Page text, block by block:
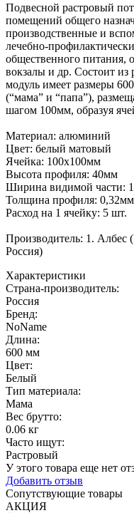
Подвесной растровый
помещений общего
производственные и
лечебно-
общественного питания,
вокзалы и др. Состоит
модуль имеет размеры
(“мама” и “папа”),
шагом 100мм, образуя
Материал: алюминий
Цвет: белый матовый
Ячейка: 100х100мм
Высота профиля: 40мм
Ширина видимой части:
Толщина профиля: 0,32мм
Расход на 1 ячейку: 5 шт.
Производитель: 1. Албес
Россия)
Характеристики
Страна-производитель:
Россия
Бренд:
NoName
Длина:
600 мм
Цвет:
Белый
Тип материала:
Мама
Вес брутто:
0.06 кг
Часто ищут:
Растровый
У этого товара еще нет
Добавить отзыв
Сопутствующие товары
АКЦИЯ